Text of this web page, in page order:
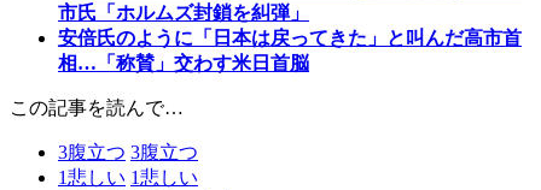
市氏「ホルムズ封鎖を糾弾」
安倍氏のように「日本は戻ってきた」と叫んだ高市首
相…「称賛」交わす米日首脳
この記事を読んで…
3腹立つ 3腹立つ
1悲しい 1悲しい